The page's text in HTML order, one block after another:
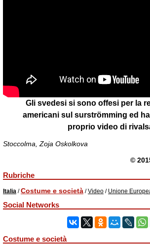
Gli svedesi si sono offesi per la
americani sul surströmming ed
proprio video di
Stoccolma, Zoja Oskolkova
©
Rubriche
Italia /Costume e società /Video / Unione
Social Networks
Costume e società